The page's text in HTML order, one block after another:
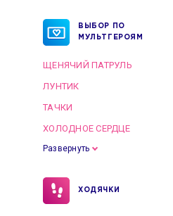
ВЫБОР ПО
МУЛЬТГЕРОЯМ
ЩЕНЯЧИЙ ПАТРУЛЬ
ЛУНТИК
ТАЧКИ
ХОЛОДНОЕ СЕРДЦЕ
Развернуть
ХОДЯЧКИ